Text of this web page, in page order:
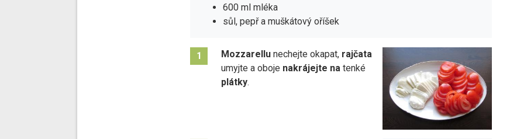
600 ml mléka
sůl, pepř a muškátový oříšek
1 Mozzarellunechejte okapat,rajčata
umyjte a oboje nakrájejte natenké
plátky.